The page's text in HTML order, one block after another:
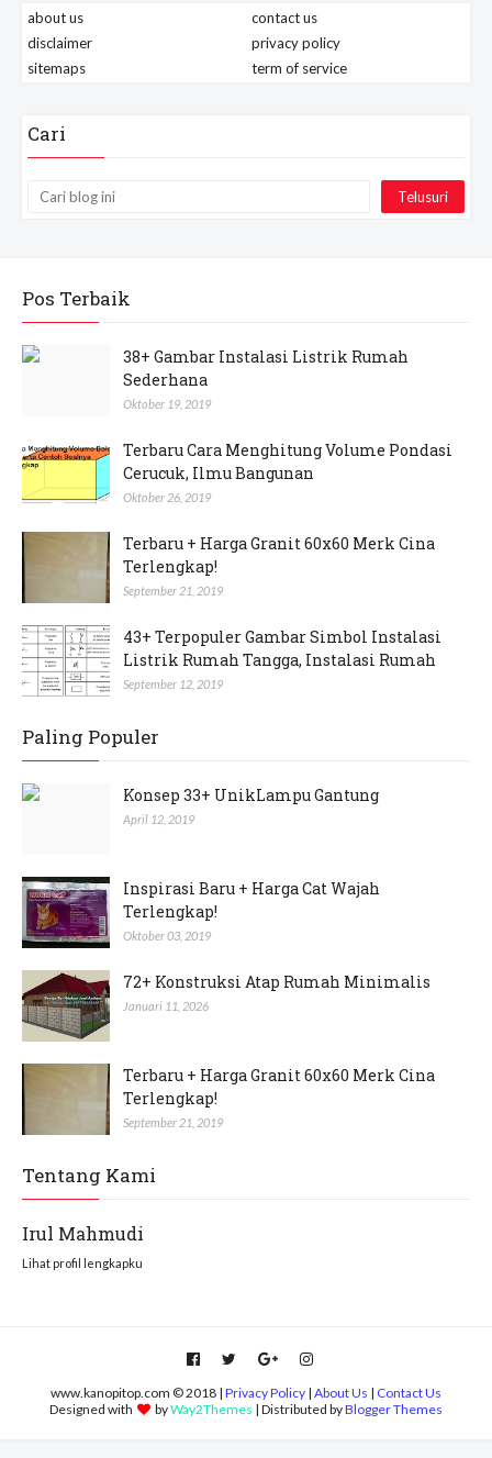
about us
contact us
disclaimer
privacy policy
sitemaps
term of service
Cari
Pos Terbaik
38+ Gambar Instalasi Listrik Rumah
Sederhana
Oktober 19, 2019
Terbaru Cara Menghitung Volume Pondasi
Cerucuk, Ilmu Bangunan
Oktober 26, 2019
Terbaru + Harga Granit 60x60 Merk Cina
Terlengkap!
September 21, 2019
43+ Terpopuler Gambar Simbol Instalasi
Listrik Rumah Tangga, Instalasi Rumah
September 12, 2019
Paling Populer
Konsep 33+ UnikLampu Gantung
April 12, 2019
Inspirasi Baru + Harga Cat Wajah
Terlengkap!
Oktober 03, 2019
72+ Konstruksi Atap Rumah Minimalis
Januari 11, 2026
Terbaru + Harga Granit 60x60 Merk Cina
Terlengkap!
September 21, 2019
Tentang Kami
Irul Mahmudi
Lihat profil lengkapku
www.kanopitop.com © 2018 | Privacy Policy | About Us | Contact Us
Designed with
byWay2Themes | Distributed byBlogger Themes